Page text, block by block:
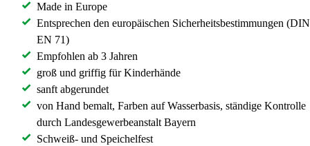
Made in Europe
Entsprechen den europäischen Sicherheitsbestimmungen (DIN
EN 71)
Empfohlen ab 3 Jahren
groß und griffig für Kinderhände
sanft abgerundet
von Hand bemalt, Farben auf Wasserbasis, ständige Kontrolle
durch Landesgewerbeanstalt Bayern
Schweiß- und Speichelfest